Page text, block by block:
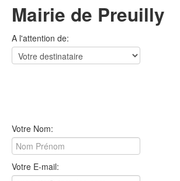
Mairie de Preuilly
A l'attention de:
Votre Nom:
Votre E-mail: